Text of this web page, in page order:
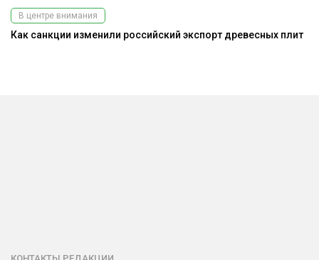
В центре внимания
Как санкции изменили российский экспорт древесных плит